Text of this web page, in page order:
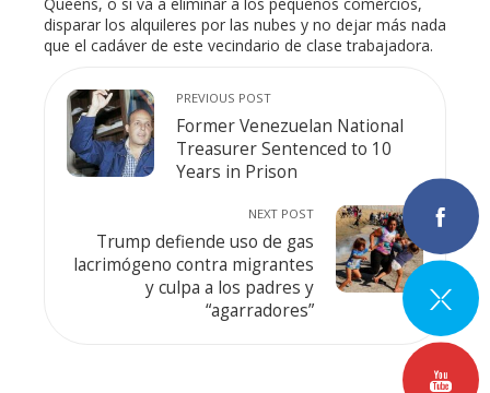
disparar los alquileres por las nubes y no dejar más nada
que el cadáver de este vecindario de clase trabajadora.
PREVIOUS POST
Former Venezuelan National
Treasurer Sentenced to 10
Years in Prison
NEXT POST
Trump defiende uso de gas
lacrimógeno contra migrantes
y culpa a los padres y
“agarradores”